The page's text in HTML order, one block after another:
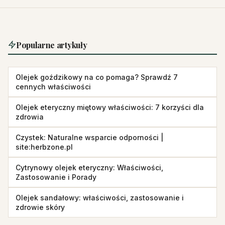
Popularne artykuły
Olejek goździkowy na co pomaga? Sprawdź 7
cennych właściwości
Olejek eteryczny miętowy właściwości: 7 korzyści dla
zdrowia
Czystek: Naturalne wsparcie odporności |
site:herbzone.pl
Cytrynowy olejek eteryczny: Właściwości,
Zastosowanie i Porady
Olejek sandałowy: właściwości, zastosowanie i
zdrowie skóry